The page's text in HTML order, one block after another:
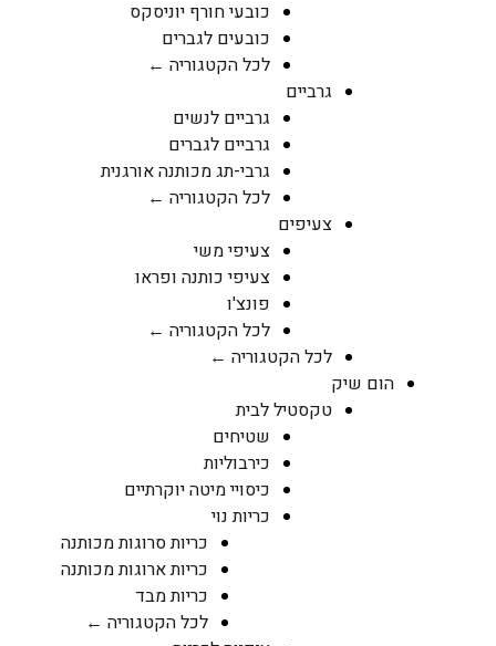
כובעי חורף יוניסקס
כובעים לגברים
לכל הקטגוריה ←
גרביים
גרביים לנשים
גרביים לגברים
גרבי-תג מכותנה אורגנית
לכל הקטגוריה ←
צעיפים
צעיפי משי
צעיפי כותנה ופראו
פונצ'ו
לכל הקטגוריה ←
לכל הקטגוריה ←
הום שיק
טקסטיל לבית
שטיחים
כירבוליות
כיסויי מיטה יוקרתיים
כריות נוי
כריות סרוגות מכותנה
כריות ארוגות מכותנה
כריות מבד
לכל הקטגוריה ←